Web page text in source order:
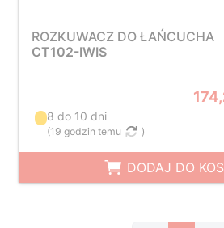
ROZKUWACZ DO ŁAŃCUCHA
CT102-IWIS
8 do 10 dni
(19 godzin temu )
DODAJ DO